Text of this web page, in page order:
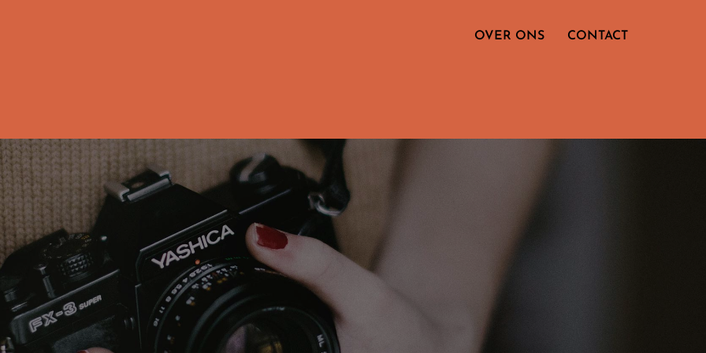
OVER ONS CONTACT